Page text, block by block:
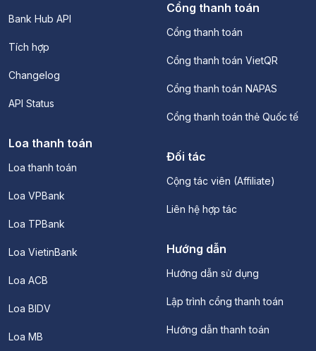
Bank Hub API
Tích hợp
Changelog
API Status
Loa thanh toán
Loa thanh toán
Loa VPBank
Loa TPBank
Loa VietinBank
Loa ACB
Loa BIDV
Loa MB
Cổng thanh toán
Cổng thanh toán
Cổng thanh toán VietQR
Cổng thanh toán NAPAS
Cổng thanh toán thẻ Quốc tế
Đối tác
Cộng tác viên (Affiliate)
Liên hệ hợp tác
Hướng dẫn
Hướng dẫn sử dụng
Lập trình cổng thanh toán
Hướng dẫn thanh toán